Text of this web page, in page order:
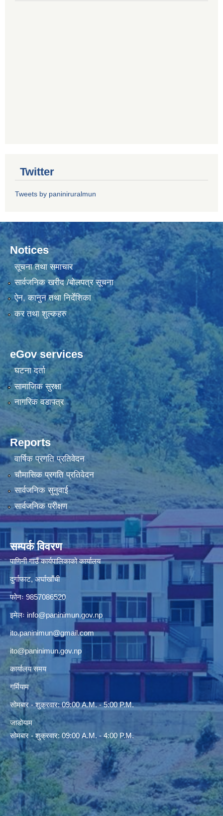
Twitter
Tweets by paniniruralmun
Notices
सूचना तथा समाचार
सार्वजनिक खरीद /बोलपत्र सूचना
ऐन, कानुन तथा निर्देशिका
कर तथा शुल्कहरु
eGov services
घटना दर्ता
सामाजिक सुरक्षा
नागरिक वडापत्र
Reports
वार्षिक प्रगति प्रतिवेदन
चौमासिक प्रगति प्रतिवेदन
सार्वजनिक सुनुवाई
सार्वजनिक परीक्षण
सम्पर्क विवरण
पाणिनी गाउँ कार्यपालिकाको कार्यालय
दुर्गाफाट, अर्घाखाँची
फोनः 9857086520
इमेलः info@paninimun.gov.np
ito.paninimun@gmail.com
ito@paninimun.gov.np
कार्यालय समय
गर्मियाम
सोमबार - शुक्रवार: 09:00 A.M. - 5:00 P.M.
जाडोयाम
सोमबार - शुक्रवार: 09:00 A.M. - 4:00 P.M.